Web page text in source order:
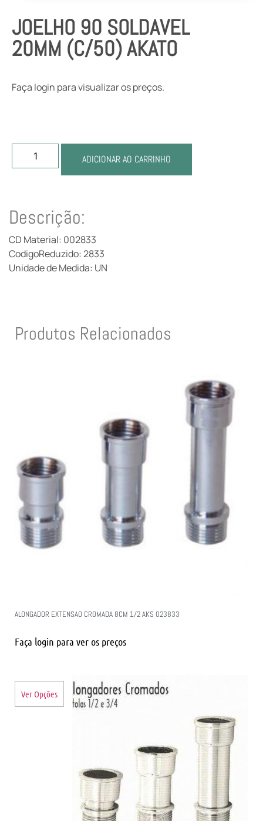
JOELHO 90 SOLDAVEL
20MM (C/50) AKATO
Faça login para visualizar os preços.
ADICIONAR AO CARRINHO
Descrição:
CD Material: 002833
CodigoReduzido: 2833
Unidade de Medida: UN
Produtos Relacionados
ALONGADOR EXTENSAO CROMADA 8CM 1/2 AKS 023833
Faça login para ver os preços
Ver Opções